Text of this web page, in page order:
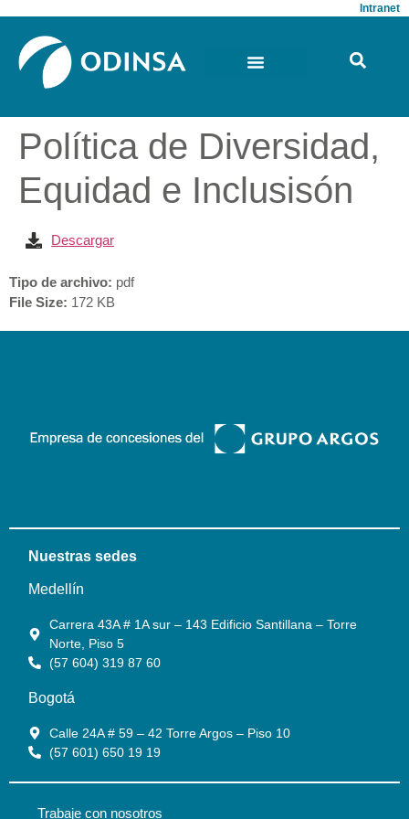
Intranet
Política de Diversidad,
Equidad e Inclusisón
Descargar
Tipo de archivo: pdf
File Size: 172 KB
Nuestras sedes
Medellín
Carrera 43A # 1A sur – 143 Edificio Santillana – Torre
Norte, Piso 5
(57 604) 319 87 60
Bogotá
Calle 24A # 59 – 42 Torre Argos – Piso 10
(57 601) 650 19 19
Trabaje con nosotros